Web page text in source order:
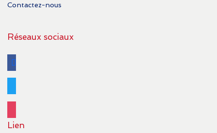
Contactez-nous
Réseaux sociaux
facebook
Lien